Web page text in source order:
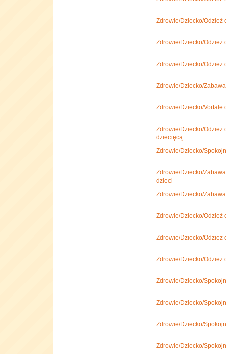
Zdrowie/Dziecko/Odzież
Zdrowie/Dziecko/Odzież
Zdrowie/Dziecko/Odzież
Zdrowie/Dziecko/
Zdrowie/Dziecko/Vortale
Zdrowie/Dziecko/Odzież
dziecięcą
Zdrowie/Dziecko/
Zdrowie/Dziecko/
dzieci
Zdrowie/Dziecko/
Zdrowie/Dziecko/Odzież
Zdrowie/Dziecko/Odzież
Zdrowie/Dziecko/Odzież
Zdrowie/Dziecko/
Zdrowie/Dziecko/
Zdrowie/Dziecko/
Zdrowie/Dziecko/